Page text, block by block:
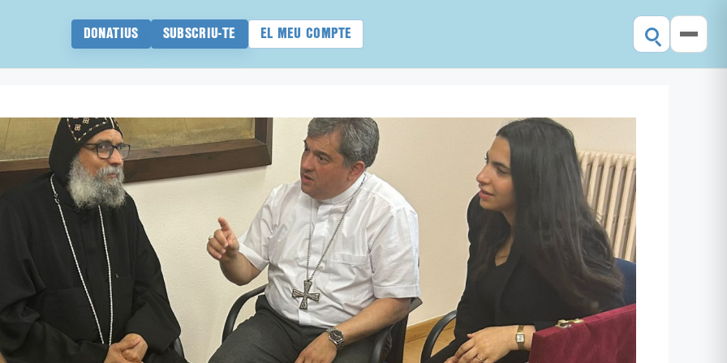
DONATIUS SUBSCRIU-TE EL MEU COMPTE